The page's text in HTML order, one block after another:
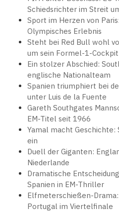
Schiedsrichter im Streit
Sport im Herzen von
Olympisches Erlebnis
Steht bei Red Bull wohl
um sein Formel-1-Cockpit
Ein stolzer Abschied:
englische Nationalteam
Spanien triumphiert bei
unter Luis de la Fuente
Gareth Southgates
EM-Titel seit 1966
Yamal macht Geschichte:
ein
Duell der Giganten:
Niederlande
Dramatische
Spanien in EM-Thriller
Elfmeterschießen-
Portugal im Viertelfinale